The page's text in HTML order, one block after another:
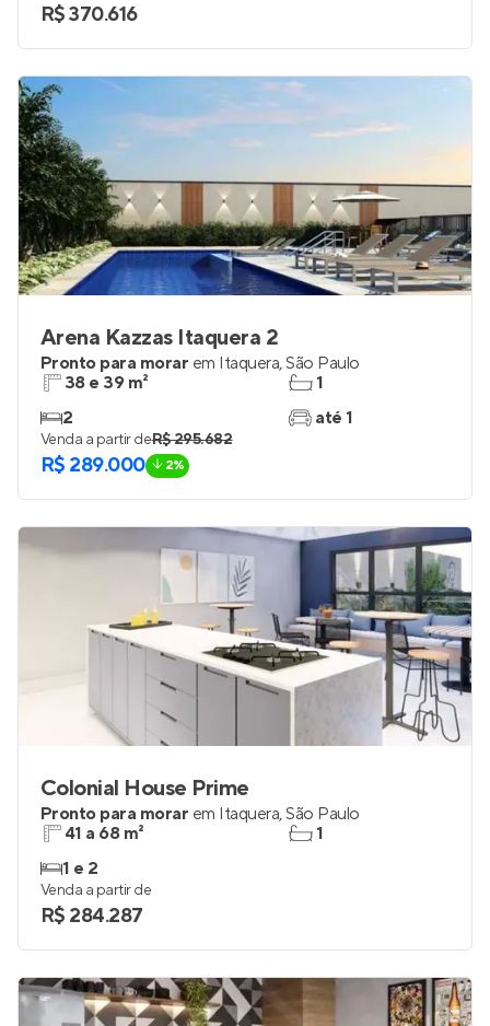
R$ 370.616
Arena Kazzas Itaquera 2
Pronto para morar em Itaquera,São Paulo
38 e 39 m²
2
1
até 1
Venda a partir deR$ 295.682
R$ 289.000 2%
Colonial House Prime
Pronto para morar em Itaquera,São Paulo
41 a 68 m²
1 e 2
1
Venda a partir de
R$ 284.287